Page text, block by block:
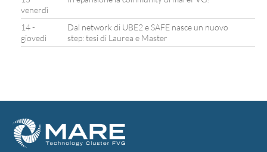
venerdì
14 -
giovedì
Dal network di UBE2 e SAFE nasce un nuovo
step: tesi di Laurea e Master